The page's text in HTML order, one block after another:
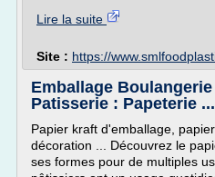
Lire la suite
Site : https://
Emballage
Patisserie : Papeterie ...
Papier kraft d'emballage,
décoration ... Découvrez le
ses formes pour de multiples